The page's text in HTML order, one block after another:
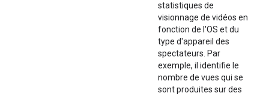
statistiques de
visionnage de vidéos en
fonction de l'OS et du
type d'appareil des
spectateurs. Par
exemple, il identifie le
nombre de vues qui se
sont produites sur des